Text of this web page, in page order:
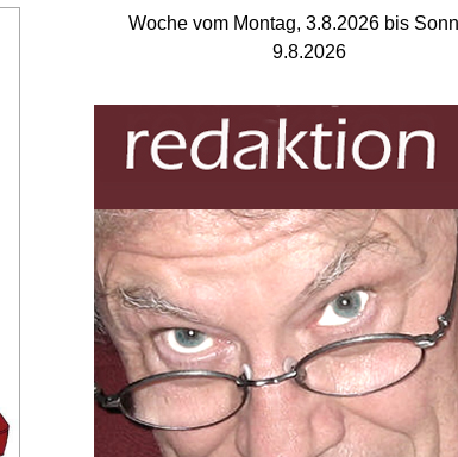
Woche vom Montag, 3.8.2026 bis
9.8.2026